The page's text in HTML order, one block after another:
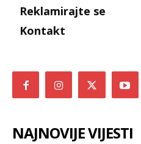
Reklamirajte se
Kontakt
NAJNOVIJE VIJESTI